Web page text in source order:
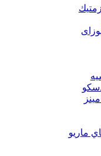
ماريو